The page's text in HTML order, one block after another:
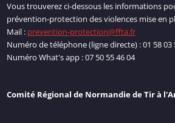
Vous trouverez ci-dessous les informations
prévention-protection des violences mise en
Mail : prevention-protection@ffta.fr
Numéro de téléphone (ligne directe) : 01 58 03
Numéro What's app : 07 50 55 46 04
Comité Régional de Normandie de Tir à